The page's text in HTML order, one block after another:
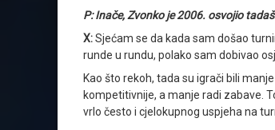
P: Inače, Zvonko je 2006. osvojio
X:Sjećam se da kada sam došao
runde u rundu, polako sam dobivao
Kao što rekoh, tada su igrači bili
kompetitivnije, a manje radi zabave.
vrlo često i cjelokupnog uspjeha na